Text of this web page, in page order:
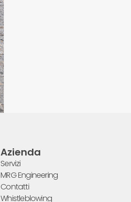
Azienda
Servizi
MRG Engineering
Contatti
Whistleblowing